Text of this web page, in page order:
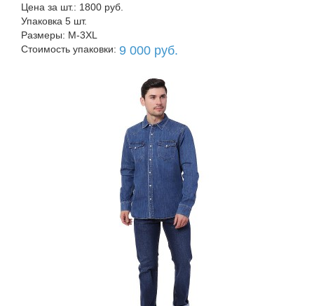
Цена за шт.: 1800 руб.
Упаковка 5 шт.
Размеры: M-3XL
Стоимость упаковки: 9 000 руб.